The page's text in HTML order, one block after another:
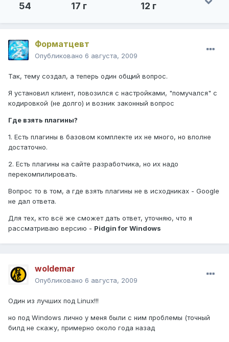
54 17 г 12 г
Форматцевт
Опубликовано 6 августа, 2009
Так, тему создал, а теперь один общий вопрос.
Я установил клиент, повозился с настройками, "помучался" с
кодировкой (не долго) и возник законный вопрос
Где взять плагины?
1. Есть плагины в базовом комплекте их не много, но вполне
достаточно.
2. Есть плагины на сайте разработчика, но их надо
перекомпилировать.
Вопрос то в том, а где взять плагины не в исходниках - Google
не дал ответа.
Для тех, кто всё же сможет дать ответ, уточняю, что я
рассматриваю версию - Pidgin for Windows
woldemar
Опубликовано 6 августа, 2009
Один из лучших под Linux!!!
но под Windows лично у меня были с ним проблемы (точный
билд не скажу, примерно около года назад